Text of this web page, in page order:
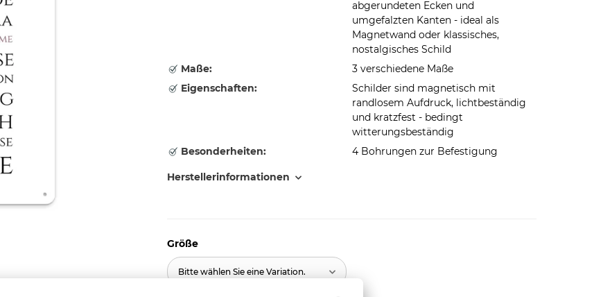
abgerundeten Ecken und
umgefalzten Kanten - ideal als
Magnetwand oder klassisches,
nostalgisches Schild
Maße:
3 verschiedene Maße
Eigenschaften:
Schilder sind magnetisch mit
randlosem Aufdruck, lichtbeständig
und kratzfest - bedingt
witterungsbeständig
Besonderheiten:
4 Bohrungen zur Befestigung
Herstellerinformationen
Größe
Bitte wählen Sie eine Variation.